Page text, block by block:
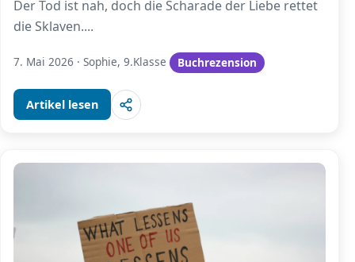
Der Tod ist nah, doch die Scharade der Liebe rettet
die Sklaven....
7. Mai 2026 · Sophie, 9.Klasse Buchrezension
Artikel lesen